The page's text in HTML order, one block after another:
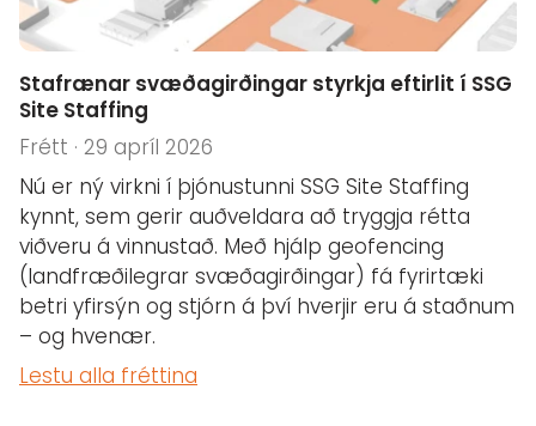
Stafrænar svæðagirðingar styrkja eftirlit í SSG
Site Staffing
Frétt · 29 apríl 2026
Nú er ný virkni í þjónustunni SSG Site Staffing
kynnt, sem gerir auðveldara að tryggja rétta
viðveru á vinnustað. Með hjálp geofencing
(landfræðilegrar svæðagirðingar) fá fyrirtæki
betri yfirsýn og stjórn á því hverjir eru á staðnum
– og hvenær.
Lestu alla fréttina